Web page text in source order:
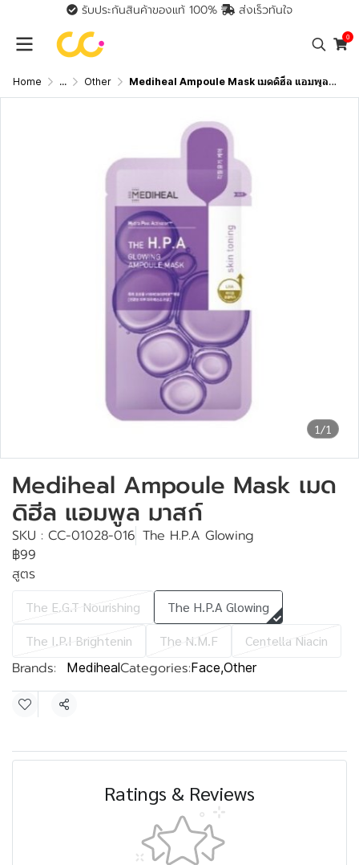
รับประกันสินค้าของแท้ 100% ส่งเร็วทันใจ
0
Home ... Other Mediheal Ampoule Mask เมดดิฮีล แอมพูล มาสก์
1/1
Mediheal Ampoule Mask เมด
ดิฮีล แอมพูล มาสก์
SKU : CC-01028-016 The H.P.A Glowing
฿99
สูตร
The E.G.T Nourishing
The H.P.A Glowing
The I.P.I Brightenin
The N.M.F Centella Niacin
Brands: MedihealCategories:Face,Other
Share
Ratings & Reviews